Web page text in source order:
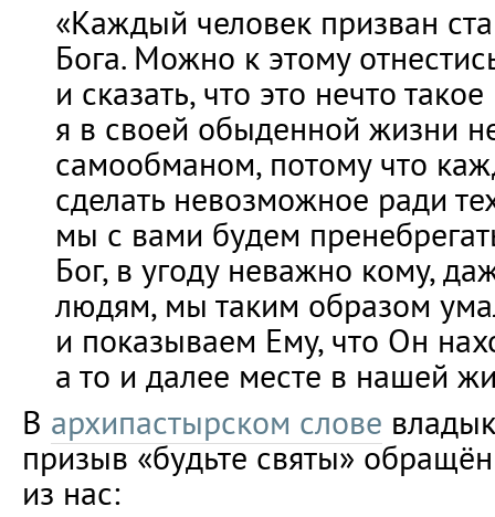
«Каждый человек призван
Бога. Можно к этому
и сказать, что это нечто
я в своей обыденной жизни
самообманом, потому что
сделать невозможное ради
мы с вами будем
Бог, в угоду неважно кому,
людям, мы таким образом
и показываем Ему, что Он
а то и далее месте в нашей
В архипастырском слове
призыв «будьте святы»
из нас: